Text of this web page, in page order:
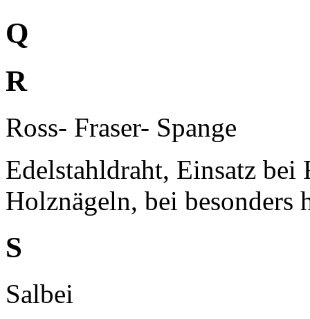
Q
R
Ross- Fraser- Spange
Edelstahldraht, Einsatz bei
Holznägeln, bei besonders
S
Salbei